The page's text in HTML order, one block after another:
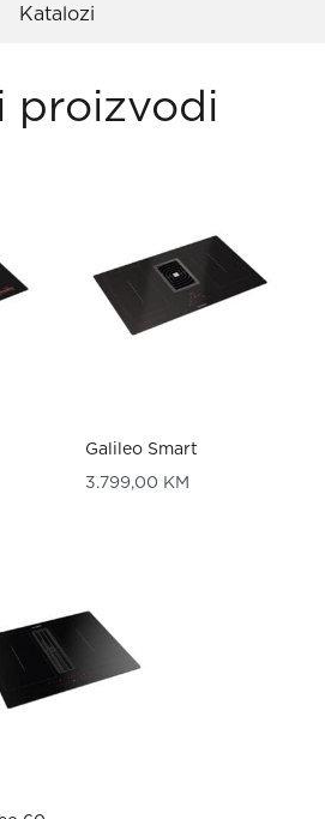
Katalozi
proizvodi
Galileo Smart
3.799,00 KM